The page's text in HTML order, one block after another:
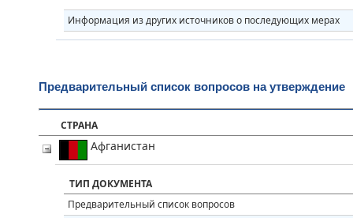
Информация из других источников о последующих мерах
Предварительный список вопросов на утверждение
СТРАНА
Афганистан
ТИП ДОКУМЕНТА
Предварительный список вопросов